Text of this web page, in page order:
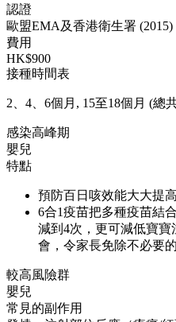
認證
歐盟EMA及香港衛生署 (2015)
費用
HK$900
接種時間表
2、4、6個月, 15至18個月 (總
感染高峰期
嬰兒
特點
預防百日咳效能大大提
6合1疫苗把多種疫苗結
減到4次，更可減低寶
會，令家長免除不必要
較高風險群
嬰兒
常見的副作用